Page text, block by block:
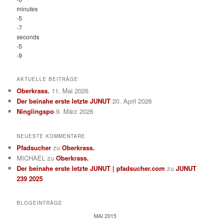
minutes
-5
-7
seconds
-5
-9
AKTUELLE BEITRÄGE
Oberkrass. 11. Mai 2026
Der beinahe erste letzte JUNUT 20. April 2026
Ninglingspo 9. März 2026
NEUESTE KOMMENTARE
Pfadsucher zuOberkrass.
MICHAEL zuOberkrass.
Der beinahe erste letzte JUNUT | pfadsucher.com zuJUNUT
239 2025
BLOGEINTRÄGE
MAI 2015